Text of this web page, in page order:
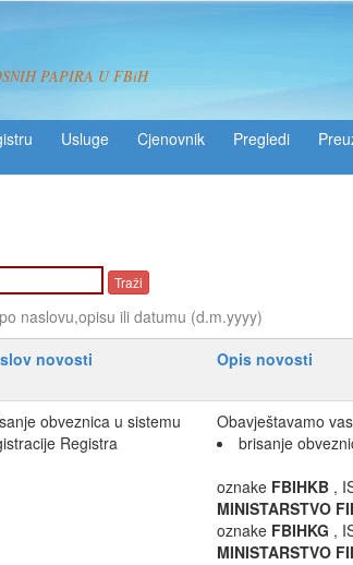
PAPIRA U FBiH
Usluge Pregledi
naslovu,opisu ili datumu (d.m.yyyy)
novosti Opis novosti
obveznica u sistemu
Registra
Obavještavamo
brisanje
oznake FBIHKB ,
MINISTARSTVO
oznake FBIHKG ,
MINISTARSTVO